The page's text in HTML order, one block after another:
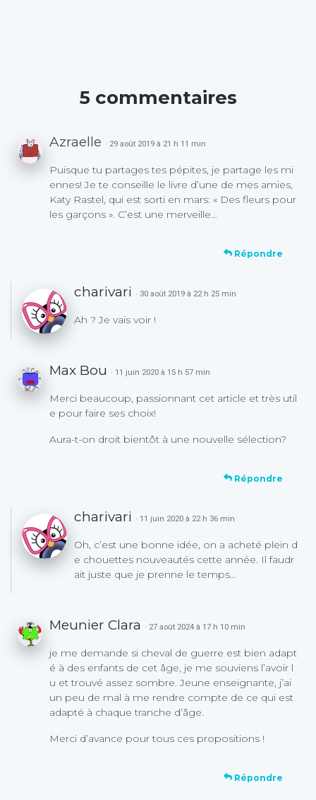
5 commentaires
Azraelle · 29 août 2019 à 21 h 11 min
Puisque tu partages tes pépites, je partage les mi
ennes! Je te conseille le livre d’une de mes amies,
Katy Rastel, qui est sorti en mars: « Des fleurs pour
les garçons ». C’est une merveille…
Répondre
charivari · 30 août 2019 à 22 h 25 min
Ah ? Je vais voir !
Max Bou · 11 juin 2020 à 15 h 57 min
Merci beaucoup, passionnant cet article et très util
e pour faire ses choix!
Aura-t-on droit bientôt à une nouvelle sélection?
Répondre
charivari · 11 juin 2020 à 22 h 36 min
Oh, c’est une bonne idée, on a acheté plein d
e chouettes nouveautés cette année. Il faudr
ait juste que je prenne le temps…
Meunier Clara · 27 août 2024 à 17 h 10 min
je me demande si cheval de guerre est bien adapt
é à des enfants de cet âge, je me souviens l’avoir l
u et trouvé assez sombre. Jeune enseignante, j’ai
un peu de mal à me rendre compte de ce qui est
adapté à chaque tranche d’âge.
Merci d’avance pour tous ces propositions !
Répondre